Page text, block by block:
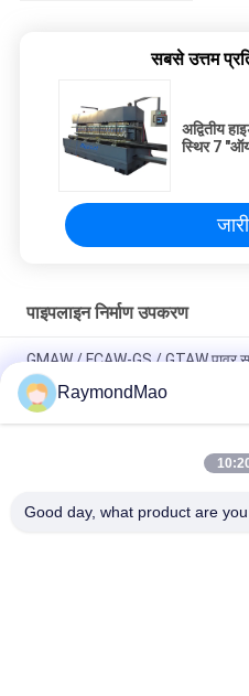
सबसे उत्तम
अद्वितीय
स्थिर 7
पाइपलाइन निर्माण उपकरण
GMAW / FCAW-GS / GTAW पावर
सिर
लेजर कैलिब्रेशन और ट्रैकिंग के साथ सभी
RaymondMao
Good day, what product are